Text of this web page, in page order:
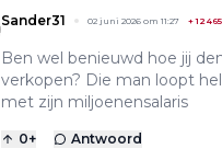
Sander31 02 juni 2026 om 11:27 +12465
Ben wel benieuwd hoe jij
verkopen? Die man loopt
met zijn miljoenensalaris
0+ Antwoord